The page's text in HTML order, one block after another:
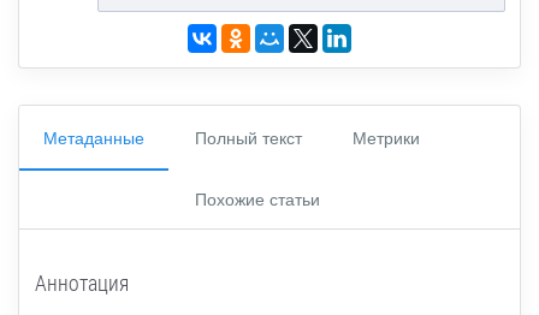
Метаданные Полный текст Метрики
Похожие статьи
Аннотация